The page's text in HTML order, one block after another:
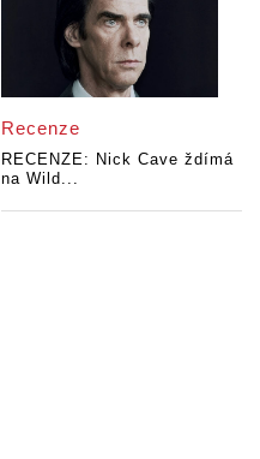
Recenze
RECENZE: Nick Cave ždímá
na Wild...